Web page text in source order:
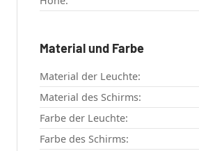
Material und Farbe
Material der Leuchte:
Material des Schirms:
Farbe der Leuchte:
Farbe des Schirms: